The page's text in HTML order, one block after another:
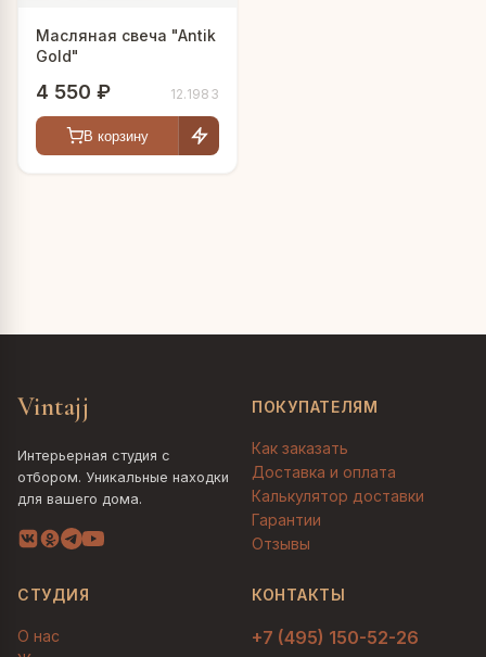
Масляная свеча "Antik
Gold"
4 550 ₽ 12.1983
В корзину
Vintajj
Интерьерная студия с
отбором. Уникальные находки
для вашего дома.
ПОКУПАТЕЛЯМ
Как заказать
Доставка и оплата
Калькулятор доставки
Гарантии
Отзывы
СТУДИЯ
О нас
КОНТАКТЫ
+7 (495) 150-52-26